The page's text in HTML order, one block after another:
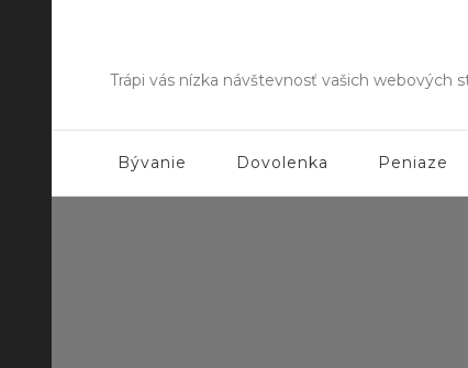
Trápi vás nízka návštevnosť vašich webových
Bývanie Dovolenka Peniaze